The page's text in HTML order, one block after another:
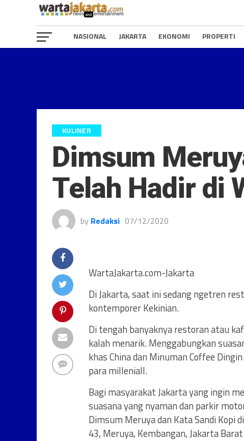
NASIONAL JAKARTA EKONOMI PROPERTI
KULINER
Dimsum
Telah Hadir di
by Redaksi 07/12/2020
WartaJakarta.com-Jakarta
Di Jakarta, saat ini sedang ngetren
kontemporer Kekinian.
Di tengah banyaknya restoran atau
kalah menarik. Menggabungkan
khas China dan Minuman Coffee
para milleniall.
Bagi masyarakat Jakarta yang ingin
suasana yang nyaman dan parkir
Dimsum Meruya dan Kata Sandi Kopi
43, Meruya, Kembangan, Jakarta